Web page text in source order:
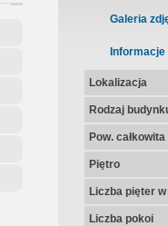
UmowaGaleria
Informacje
Lokalizacja
Rodzaj
Pow.
Piętro
Liczba pięter
Liczba pokoi